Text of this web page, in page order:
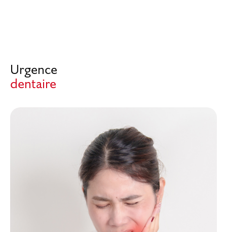
Urgence
dentaire